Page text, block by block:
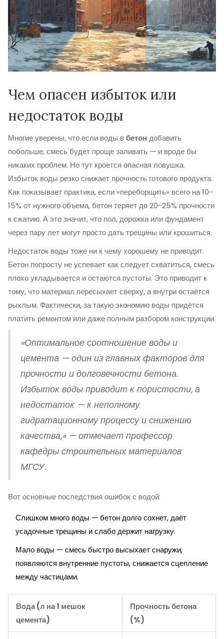
Чем опасен избыток или
недостаток воды
Многие уверены, что если воды вбетон добавить
побольше, смесь будет проще заливать — и вроде бы
никаких проблем. Но тут кроется опасная ловушка.
Избыток воды резко снижает прочность готового продукта.
Как показывает практика, если «переборщить» всего на 10-
15% от нужного объема, бетон теряет до 20-25% прочности
к сжатию. А это значит, что пол, дорожка или фундамент
через пару лет могут просто дать трещины или крошиться.
Недостаток воды тоже ни к чему хорошему не приводит.
Бетон попросту не успевает как следует схватиться, смесь
плохо укладывается и остаются пустоты. Это приводит к
тому, что материал пересыхает сверху, а внутри остаётся
рыхлым. Фактически, за такую экономию воды придётся
платить ремонтом или даже полным разбором конструкции.
«Оптимальное соотношение воды и
цемента — один из главных факторов для
прочности и долговечности бетона.
Избыток воды приводит к пористости, а
недостаток — к неполному
гидратационному процессу и снижению
качества,» — отмечает профессор
кафедры строительных материалов
МГСУ.
Вот основные последствия ошибок с водой:
Слишком много воды — бетон долго сохнет, даёт
усадочные трещины и слабо держит нагрузку.
Мало воды — смесь быстро высыхает снаружи,
появляются внутренние пустоты, снижается сцепление
между частицами.
Вода (л на 1 мешок
цемента)
Прочность бетона
(%)